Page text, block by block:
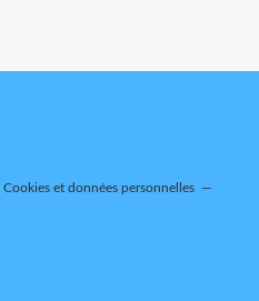
Cookies et données personnelles